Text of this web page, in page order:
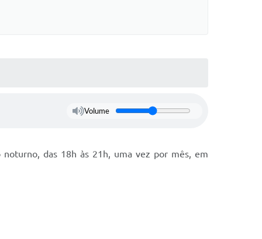
Volume
das 18h às 21h, uma vez por mês, em